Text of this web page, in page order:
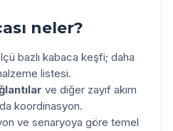
neler?
bazlı kabaca keşfi; daha
listesi.
ve diğer zayıf akım
koordinasyon.
ve senaryoya göre temel